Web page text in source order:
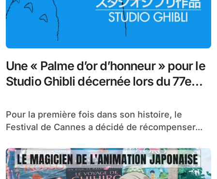
Une « Palme d’or d’honneur » pour le
Studio Ghibli décernée lors du 77e
Pour la première fois dans son histoire, le
Festival de Cannes a décidé de récompenser...